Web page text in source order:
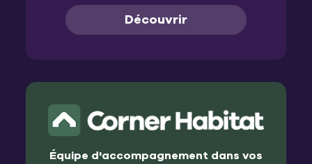
Découvrir
Équipe d'accompagnement dans vos